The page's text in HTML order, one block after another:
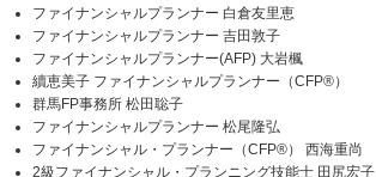
ファイナンシャルプランナー 白倉友里恵
ファイナンシャルプランナー 吉田敦子
ファイナンシャルプランナー(AFP) 大岩楓
續恵美子 ファイナンシャルプランナー（CFP®）
群馬FP事務所 松田聡子
ファイナンシャルプランナー 松尾隆弘
ファイナンシャル・プランナー（CFP®） 西海重尚
2級ファイナンシャル・プランニング技能士 田尻宏子